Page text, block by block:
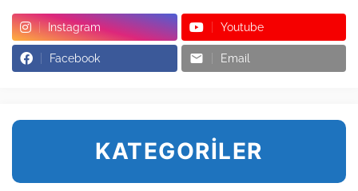
Instagram Youtube
Facebook Email
KATEGORİLER